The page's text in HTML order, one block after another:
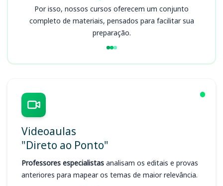
Por isso, nossos cursos oferecem um conjunto
completo de materiais, pensados para facilitar sua
preparação.
Videoaulas
"Direto ao Ponto"
Professores especialistas analisam os editais e provas
anteriores para mapear os temas de maior relevância.